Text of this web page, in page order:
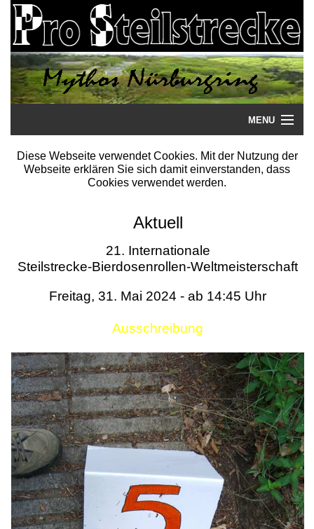
MENU
Startseite
Literatur
Termine
Diese Webseite verwendet Cookies. Mit der Nutzung der
Webseite erklären Sie sich damit einverstanden, dass
Cookies verwendet werden.
Aktuell
21. Internationale
Steilstrecke-Bierdosenrollen-Weltmeisterschaft
Freitag, 31. Mai 2024 - ab 14:45 Uhr
Ausschreibung